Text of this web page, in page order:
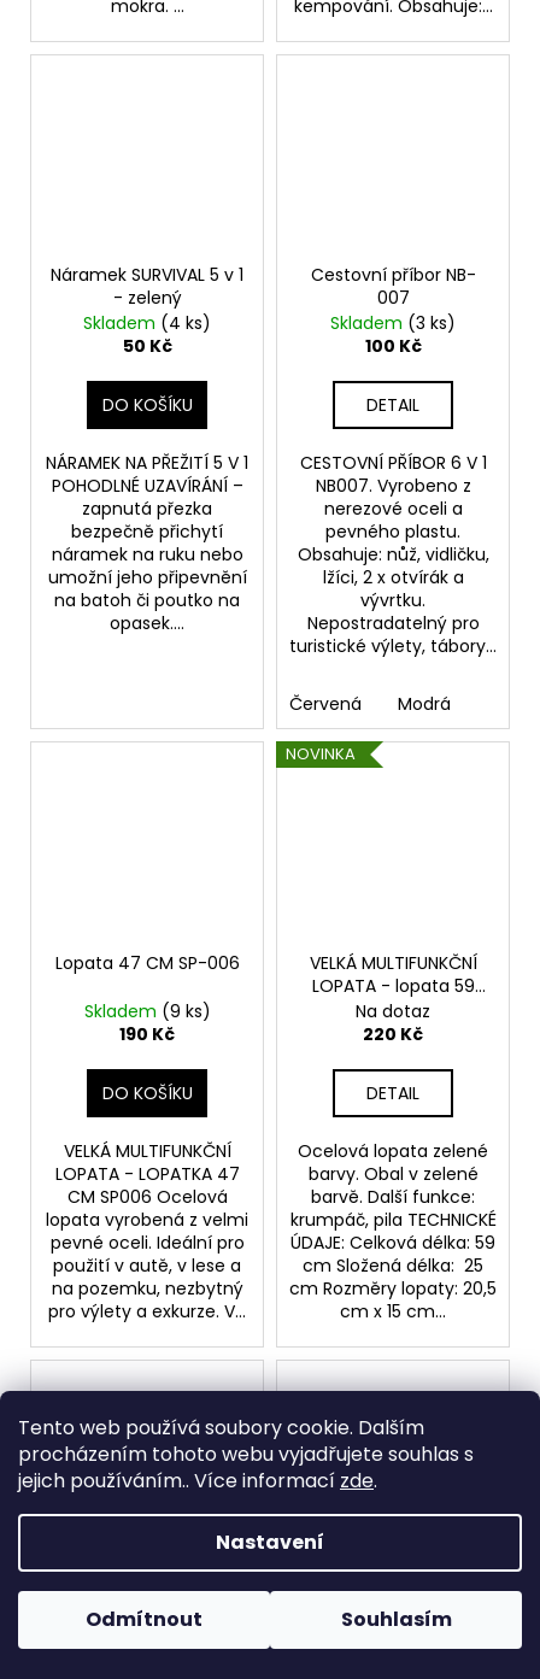
Tento web používá soubory cookie. Dalším
procházením tohoto webu vyjadřujete souhlas s
jejich používáním.. Více informací zde.
Nastavení
Odmítnout Souhlasím
mokra. ...
kempování. Obsahuje:...
Náramek SURVIVAL 5 v 1
- zelený
Skladem (4 ks)
50 Kč
DO KOŠÍKU
NÁRAMEK NA PŘEŽITÍ 5 V 1
POHODLNÉ UZAVÍRÁNÍ –
zapnutá přezka
bezpečně přichytí
náramek na ruku nebo
umožní jeho připevnění
na batoh či poutko na
opasek....
Cestovní příbor NB-
007
Skladem (3 ks)
100 Kč
DETAIL
CESTOVNÍ PŘÍBOR 6 V 1
NB007. Vyrobeno z
nerezové oceli a
pevného plastu.
Obsahuje: nůž, vidličku,
lžíci, 2 x otvírák a
vývrtku.
Nepostradatelný pro
turistické výlety, tábory...
Červená Modrá
Lopata 47 CM SP-006
Skladem (9 ks)
190 Kč
DO KOŠÍKU
VELKÁ MULTIFUNKČNÍ
LOPATA - LOPATKA 47
CM SP006 Ocelová
lopata vyrobená z velmi
pevné oceli. Ideální pro
použití v autě, v lese a
na pozemku, nezbytný
pro výlety a exkurze. V...
NOVINKA
VELKÁ MULTIFUNKČNÍ
LOPATA - lopata 59
cm
Na dotaz
220 Kč
DETAIL
Ocelová lopata zelené
barvy. Obal v zelené
barvě. Další funkce:
krumpáč, pila TECHNICKÉ
ÚDAJE: Celková délka: 59
cm Složená délka: 25
cm Rozměry lopaty: 20,5
cm x 15 cm...
Kompas COMET KP-
Skladem(6 ks)
100 Kč
Profesionální prak s
Skladem.(3 ks)
120 Kč